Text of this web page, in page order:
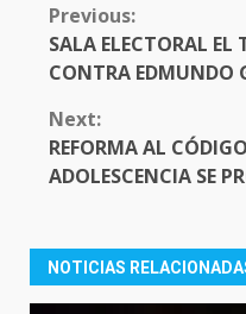
CONTINUE
READING
Previous:
SALA ELECTORAL
CONTRA EDMUNDO
Next:
REFORMA AL
ADOLESCENCIA SE
NOTICIAS